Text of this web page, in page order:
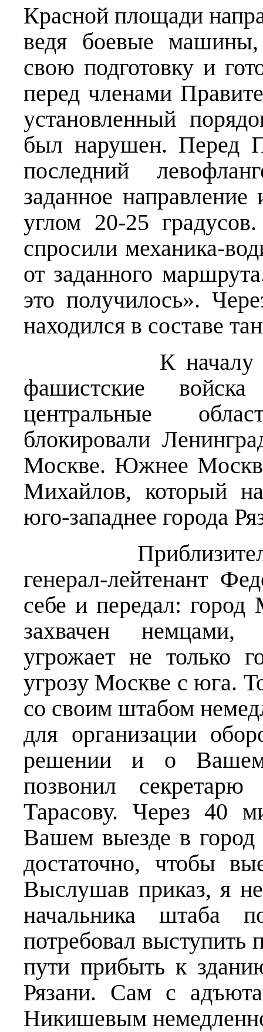
Красной площади
ведя боевые машины,
свою подготовку и
перед членами
установленный
был нарушен. Перед
последний
заданное
углом 20-25
спросили механика-
от заданного
это получилось».
находился в составе
К началу
фашистские
центральные
блокировали
Москве. Южнее
Михайлов, который
юго-западнее города
Приблизительно
генерал-лейтенант
себе и передал: город
захвачен немцами,
угрожает не только
угрозу Москве с юга.
со своим штабом
для организации
решении и о Вашем
позвонил
Тарасову. Через 40
Вашем выезде в город
достаточно, чтобы
Выслушав приказ, я
начальника штаба
потребовал выступить
пути прибыть к
Рязани. Сам с
Никишевым